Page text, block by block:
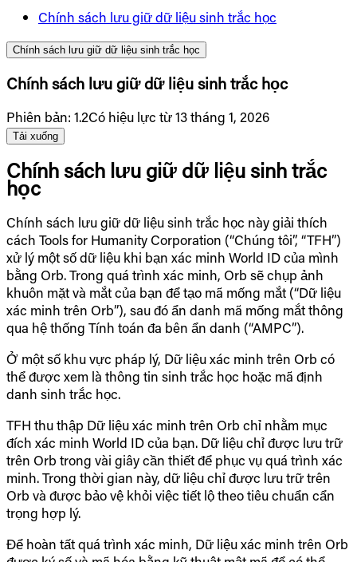
Chính sách lưu giữ dữ liệu sinh trắc học
Chính sách lưu giữ dữ liệu sinh trắc học
Chính sách lưu giữ dữ liệu sinh trắc học
Phiên bản: 1.2Có hiệu lực từ 13 tháng 1, 2026
Tải xuống
Chính sách lưu giữ dữ liệu sinh trắc
học
Chính sách lưu giữ dữ liệu sinh trắc học này giải thích
cách Tools for Humanity Corporation (“Chúng tôi”, “TFH”)
xử lý một số dữ liệu khi bạn xác minh World ID của mình
bằng Orb. Trong quá trình xác minh, Orb sẽ chụp ảnh
khuôn mặt và mắt của bạn để tạo mã mống mắt (“Dữ liệu
xác minh trên Orb”), sau đó ẩn danh mã mống mắt thông
qua hệ thống Tính toán đa bên ẩn danh (“AMPC”).
Ở một số khu vực pháp lý, Dữ liệu xác minh trên Orb có
thể được xem là thông tin sinh trắc học hoặc mã định
danh sinh trắc học.
TFH thu thập Dữ liệu xác minh trên Orb chỉ nhằm mục
đích xác minh World ID của bạn. Dữ liệu chỉ được lưu trữ
trên Orb trong vài giây cần thiết để phục vụ quá trình xác
minh. Trong thời gian này, dữ liệu chỉ được lưu trữ trên
Orb và được bảo vệ khỏi việc tiết lộ theo tiêu chuẩn cẩn
trọng hợp lý.
Để hoàn tất quá trình xác minh, Dữ liệu xác minh trên Orb